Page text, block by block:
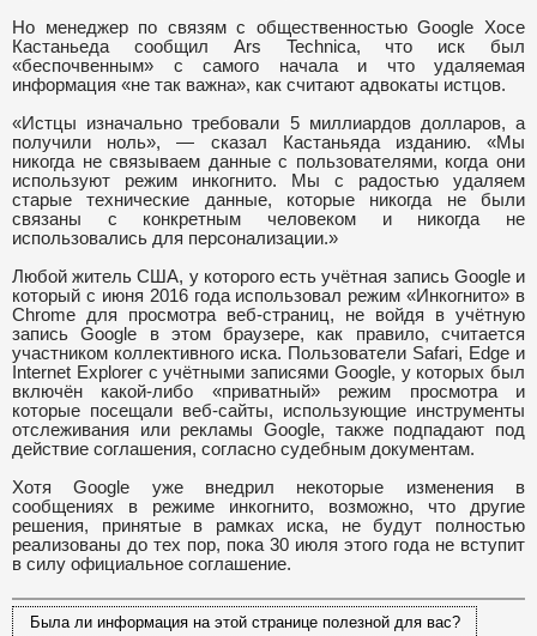
Но менеджер по связям с общественностью Google Хосе
Кастаньеда сообщил Ars Technica, что иск был
«беспочвенным» с самого начала и что удаляемая
информация «не так важна», как считают адвокаты истцов.
«Истцы изначально требовали 5 миллиардов долларов, а
получили ноль», — сказал Кастаньяда изданию. «Мы
никогда не связываем данные с пользователями, когда они
используют режим инкогнито. Мы с радостью удаляем
старые технические данные, которые никогда не были
связаны с конкретным человеком и никогда не
использовались для персонализации.»
Любой житель США, у которого есть учётная запись Google и
который с июня 2016 года использовал режим «Инкогнито» в
Chrome для просмотра веб-страниц, не войдя в учётную
запись Google в этом браузере, как правило, считается
участником коллективного иска. Пользователи Safari, Edge и
Internet Explorer с учётными записями Google, у которых был
включён какой-либо «приватный» режим просмотра и
которые посещали веб-сайты, использующие инструменты
отслеживания или рекламы Google, также подпадают под
действие соглашения, согласно судебным документам.
Хотя Google уже внедрил некоторые изменения в
сообщениях в режиме инкогнито, возможно, что другие
решения, принятые в рамках иска, не будут полностью
реализованы до тех пор, пока 30 июля этого года не вступит
в силу официальное соглашение.
Была ли информация на этой странице полезной для вас?